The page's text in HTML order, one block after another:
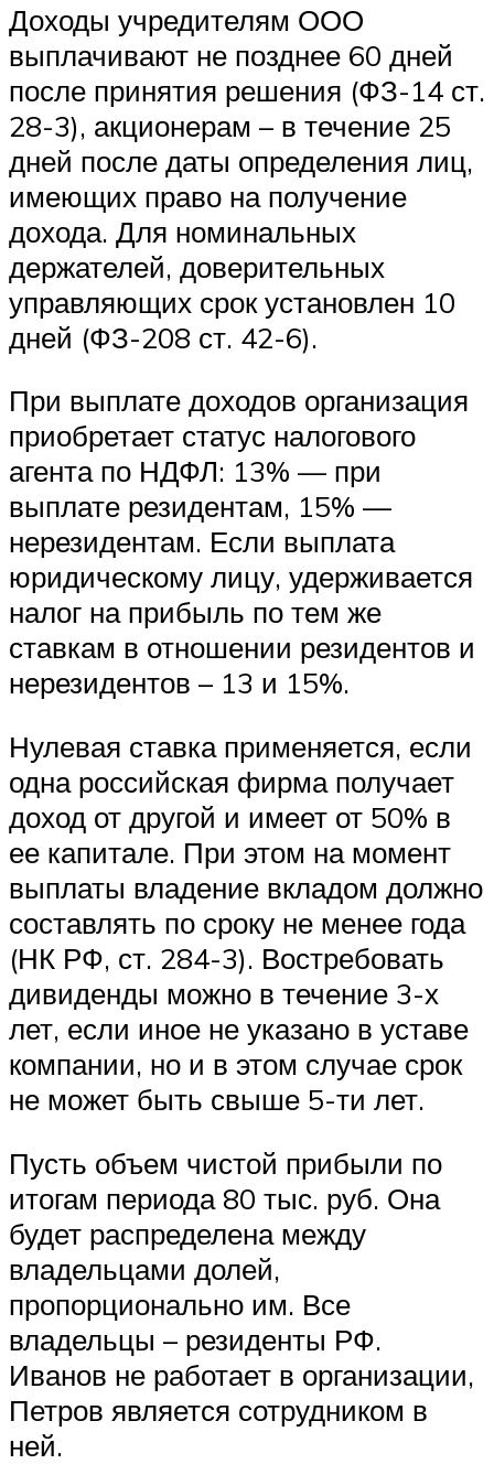
Доходы учредителям ООО
выплачивают не позднее 60 дней
после принятия решения (ФЗ-14 ст.
28-3), акционерам – в течение 25
дней после даты определения лиц,
имеющих право на получение
дохода. Для номинальных
держателей, доверительных
управляющих срок установлен 10
дней (ФЗ-208 ст. 42-6).
При выплате доходов организация
приобретает статус налогового
агента по НДФЛ: 13% — при
выплате резидентам, 15% —
нерезидентам. Если выплата
юридическому лицу, удерживается
налог на прибыль по тем же
ставкам в отношении резидентов и
нерезидентов – 13 и 15%.
Нулевая ставка применяется, если
одна российская фирма получает
доход от другой и имеет от 50% в
ее капитале. При этом на момент
выплаты владение вкладом должно
составлять по сроку не менее года
(НК РФ, ст. 284-3). Востребовать
дивиденды можно в течение 3-х
лет, если иное не указано в уставе
компании, но и в этом случае срок
не может быть свыше 5-ти лет.
Пусть объем чистой прибыли по
итогам периода 80 тыс. руб. Она
будет распределена между
владельцами долей,
пропорционально им. Все
владельцы – резиденты РФ.
Иванов не работает в организации,
Петров является сотрудником в
ней.